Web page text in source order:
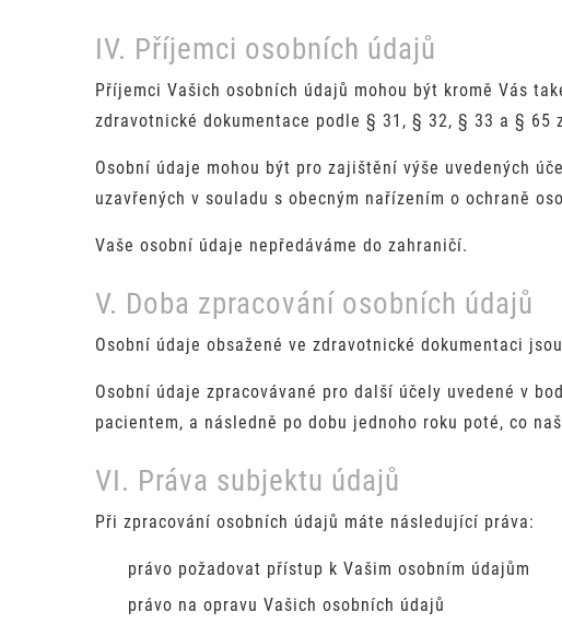
IV. Příjemci osobních údajů
Příjemci Vašich osobních údajů mohou být kromě Vás
zdravotnické dokumentace podle § 31, § 32, § 33 a §
Osobní údaje mohou být pro zajištění výše uvedených
uzavřených v souladu s obecným nařízením o ochraně
Vaše osobní údaje nepředáváme do zahraničí.
V. Doba zpracování osobních údajů
Osobní údaje obsažené ve zdravotnické dokumentaci
Osobní údaje zpracovávané pro další účely uvedené v
pacientem, a následně po dobu jednoho roku poté, co
VI. Práva subjektu údajů
Při zpracování osobních údajů máte následující práva:
právo požadovat přístup k Vašim osobním údajům
právo na opravu Vašich osobních údajů